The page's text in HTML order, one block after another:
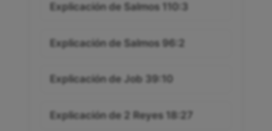
Explicación de Salmos 110:3
Explicación de Salmos 96:2
Explicación de Job 39:10
Explicación de 2 Reyes 18:27